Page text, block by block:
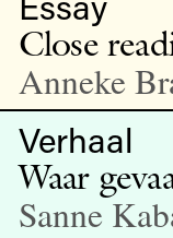
Close
Anneke
Verhaal
Waar
Sanne